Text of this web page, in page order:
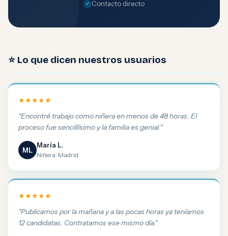
Contacto directo
⭐ Lo que dicen nuestros usuarios
★★★★★
"Encontré trabajo como niñera en menos de 48 horas. El
proceso fue sencillísimo y la familia es genial."
ML
María L.
Niñera · Madrid
★★★★★
"Publicamos por la mañana y a las pocas horas ya teníamos
12 candidatas. Contratamos ese mismo día."